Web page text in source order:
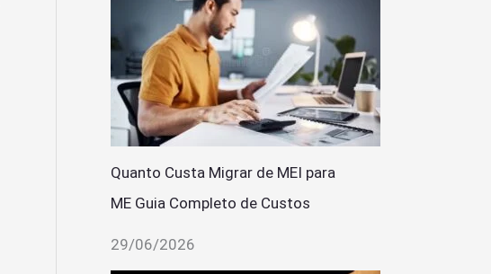
Quanto Custa Migrar de MEI para
ME Guia Completo de Custos
29/06/2026